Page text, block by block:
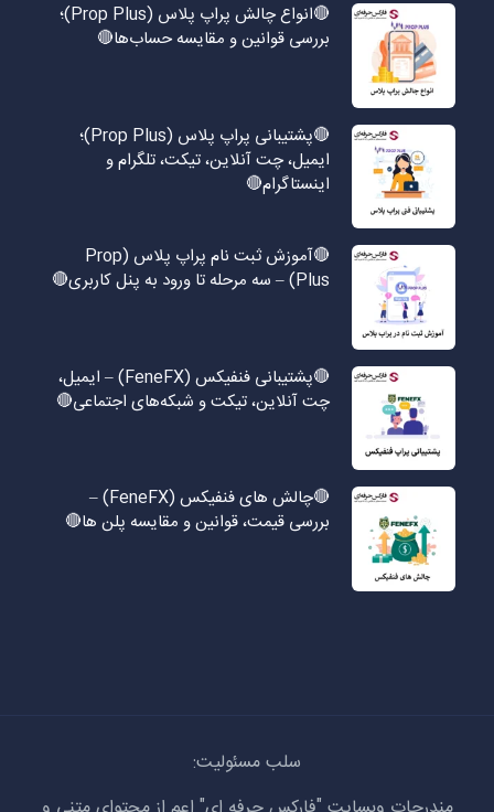
🔴انواع چالش پراپ پلاس (Prop Plus)؛
بررسی قوانین و مقایسه حساب‌ها🔴
🔴پشتیبانی پراپ پلاس (Prop Plus)؛
ایمیل، چت آنلاین، تیکت، تلگرام و
اینستاگرام🔴
🔴آموزش ثبت نام پراپ پلاس (Prop
Plus) – سه مرحله تا ورود به پنل کاربری🔴
🔴پشتیبانی فنفیکس (FeneFX) – ایمیل،
چت آنلاین، تیکت و شبکه‌های اجتماعی🔴
🔴چالش های فنفیکس (FeneFX) –
بررسی قیمت، قوانین و مقایسه پلن ها🔴
سلب مسئولیت: